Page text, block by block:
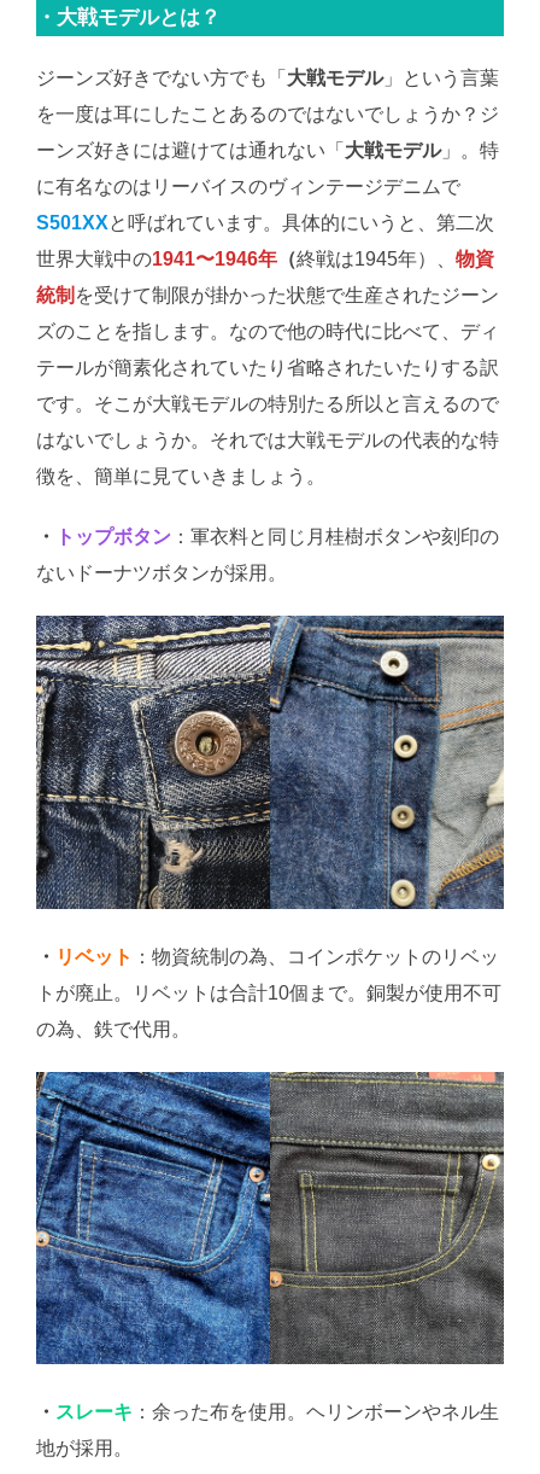
・大戦モデルとは？
ジーンズ好きでない方でも「 大戦モデル」という言葉
を一度は耳にしたことあるのではないでしょうか？ジ
ーンズ好きには避けては通れない「 大戦モデル」。特
に有名なのはリーバイスのヴィンテージデニムで
S501XXと呼ばれています。具体的にいうと、第二次
世界大戦中の1941〜1946年 （終戦は1945年）、 物資
統制 を受けて制限が掛かった状態で生産されたジーン
ズのことを指します。なので他の時代に比べて、ディ
テールが簡素化されていたり省略されたいたりする訳
です。そこが大戦モデルの特別たる所以と言えるので
はないでしょうか。それでは大戦モデルの代表的な特
徴を、簡単に見ていきましょう。
・ トップボタン ：軍衣料と同じ月桂樹ボタンや刻印の
ないドーナツボタンが採用。
・ リベット ：物資統制の為、コインポケットのリベッ
トが廃止。リベットは合計10個まで。銅製が使用不可
の為、鉄で代用。
・ スレーキ ：余った布を使用。ヘリンボーンやネル生
地が採用。